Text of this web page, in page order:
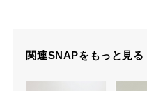
関連SNAPをもっと見る